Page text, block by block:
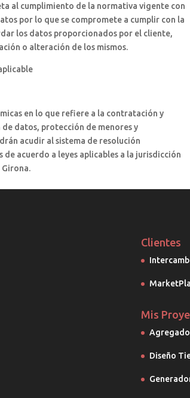
al cumplimiento de la normativa vigente con
por lo que se compromete a cumplir con la
los datos proporcionados por el cliente,
o alteración de los mismos.
en lo que refiere a la contratación y
datos, protección de menores y
acudir al sistema de resolución
acuerdo a leyes aplicables a la jurisdicción
Girona.
Clientes
Mis
Diseño